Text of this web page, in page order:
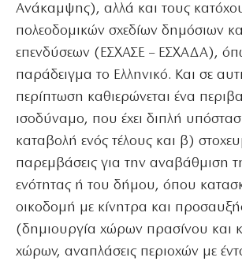
Ανάκαμψης), αλλά και τους
πολεοδομικών σχεδίων δημόσιων
επενδύσεων (ΕΣΧΑΣΕ – ΕΣΧΑΔΑ),
παράδειγμα το Ελληνικό. Και σε
περίπτωση καθιερώνεται ένα
ισοδύναμο, που έχει διπλή
καταβολή ενός τέλους και β)
παρεμβάσεις για την αναβάθμιση
ενότητας ή του δήμου, όπου
οικοδομή με κίνητρα και
(δημιουργία χώρων πρασίνου και
χώρων, αναπλάσεις περιοχών με